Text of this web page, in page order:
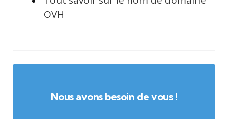
OVH
Nous avons besoin de vous !